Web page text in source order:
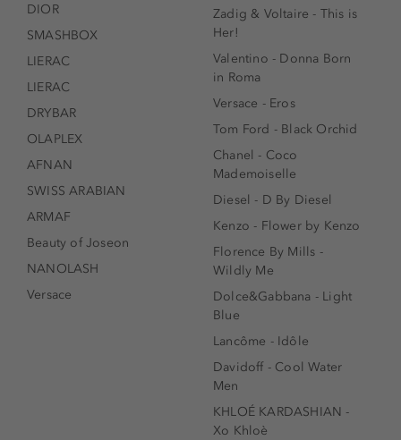
DIOR
SMASHBOX
LIERAC
LIERAC
DRYBAR
OLAPLEX
AFNAN
SWISS ARABIAN
ARMAF
Beauty of Joseon
NANOLASH
Versace
Zadig & Voltaire - This is
Her!
Valentino - Donna Born
in Roma
Versace - Eros
Tom Ford - Black Orchid
Chanel - Coco
Mademoiselle
Diesel - D By Diesel
Kenzo - Flower by Kenzo
Florence By Mills -
Wildly Me
Dolce&Gabbana - Light
Blue
Lancôme - Idôle
Davidoff - Cool Water
Men
KHLOÉ KARDASHIAN -
Xo Khloè